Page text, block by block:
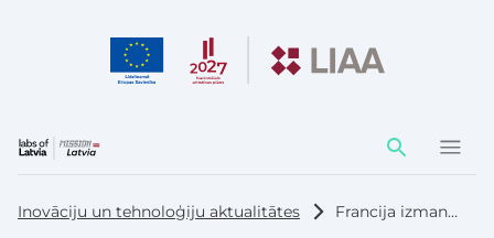
Darbības
elementi
Inovāciju un tehnoloģiju aktualitātes Francija izmantos Latvijas “Origin Robotics” pretdronu sistēmu “Blaze”